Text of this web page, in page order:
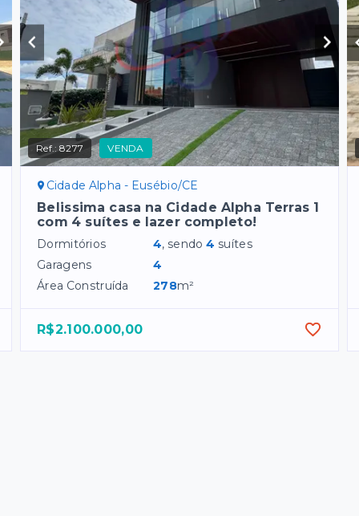
Ref.:8277 VENDA
Cidade Alpha - Eusébio/CE
Belissima casa na Cidade Alpha Terras 1
com 4 suítes e lazer completo!
Dormitórios 4, sendo4 suítes
Garagens
4
Área Construída
278m²
R$2.100.000,00